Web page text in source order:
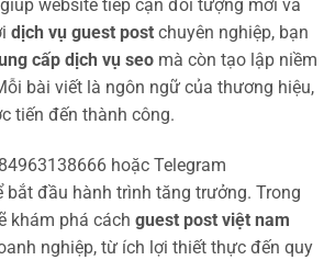
website tiếp cận đối tượng mới và
dịch vụ guest post chuyên nghiệp, bạn
cấp dịch vụ seo mà còn tạo lập niềm
bài viết là ngôn ngữ của thương hiệu,
tiến đến thành công.
hoặc Telegram
bắt đầu hành trình tăng trưởng. Trong
khám phá cách guest post việt nam
nghiệp, từ ích lợi thiết thực đến quy